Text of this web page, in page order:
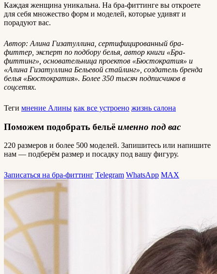
Каждая женщина уникальна. На бра-фиттинге вы откроете
для себя множество форм и моделей, которые удивят и
порадуют вас.
Автор: Алина Гизатуллина, сертифицированный бра-
фиттер, эксперт по подбору белья, автор книги «Бра-
фиттинг», основательница проектов «Бюстократия» и
«Алина Гизатуллина Бельевой стайлинг», создатель бренда
белья «Бюстократия». Более 350 тысяч подписчиков в
соцсетях.
Теги мнение Алины как все устроено жизнь салона
Поможем подобрать бельё именно под вас
220 размеров и более 500 моделей. Запишитесь или напишите
нам — подберём размер и посадку под вашу фигуру.
Записаться на бра-фиттинг Telegram WhatsApp MAX